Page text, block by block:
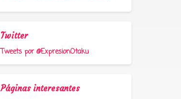
Twitter
Tweets por @ExpresionOtaku
Páginas interesantes